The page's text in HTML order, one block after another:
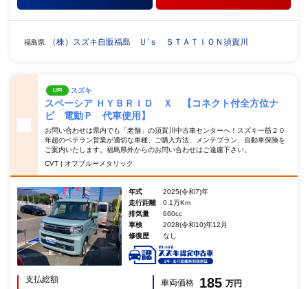
福島県 （株）スズキ自販福島 Ｕ’ｓ ＳＴＡＴＩＯＮ須賀川
UP! スズキ
スペーシア ＨＹＢＲＩＤ Ｘ 【コネクト付全方位ナ
ビ 電動Ｐ 代車使用】
お問い合わせは県内でも「老舗」の須賀川中古車センターへ！スズキ一筋２０
年超のベテラン営業が適切な車種、ご購入方法、メンテプラン、自動車保険を
ご案内いたします。福島県外からのお問い合わせはご遠慮下さい。
CVT | オフブルーメタリック
年式
2025(令和7)年
走行距離
0.1万Km
排気量
660cc
車検
2028(令和10)年12月
修復歴
なし
支払総額 車両価格 185 万円